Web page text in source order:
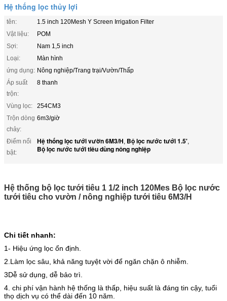
Hệ thống lọc thủy lợi
tên:
1.5 inch 120Mesh Y Screen Irrigation Filter
Vật liệu:
POM
Sợi:
Nam 1,5 inch
Loại:
Màn hình
ứng dụng: Nông nghiệp/Trang trại/Vườn/Thấp
Áp suất
trộn:
8 thanh
Vùng lọc:
254CM3
Trộn dòng
chảy:
6m3/giờ
Điểm nổi
bật:
Hệ thống lọc tưới vườn 6M3/H, Bộ lọc nước tưới 1.5',
Bộ lọc nước tưới tiêu dùng nông nghiệp
Hệ thống bộ lọc tưới tiêu 1 1/2 inch 120Mes Bộ lọc nước
tưới tiêu cho vườn / nông nghiệp tưới tiêu 6M3/H
Chi tiết nhanh:
1- Hiệu ứng lọc ổn định.
2.Làm lọc sâu, khả năng tuyệt vời để ngăn chặn ô nhiễm.
3Dễ sử dụng, dễ bảo trì.
4. chi phí vận hành hệ thống là thấp, hiệu suất là đáng tin cậy, tuổi
thọ dịch vụ có thể dài đến 10 năm.